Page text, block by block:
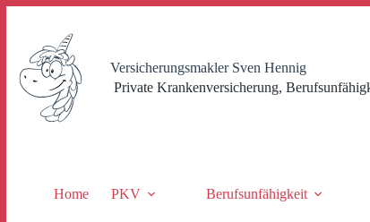
springen
Versicherungsmakler Sven Hennig
Private Krankenversicherung,
Home PKV Berufsunfähigkeit